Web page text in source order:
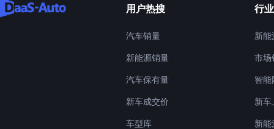
用户热搜
汽车销量
新能源销量
汽车保有量
新车成交价
车型库
行
新
市
智
新
新